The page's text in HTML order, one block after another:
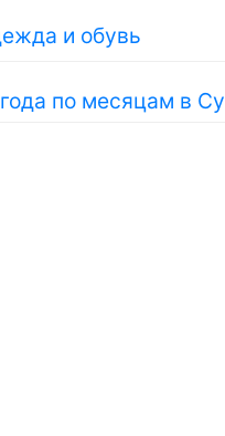
и обувь
по месяцам в